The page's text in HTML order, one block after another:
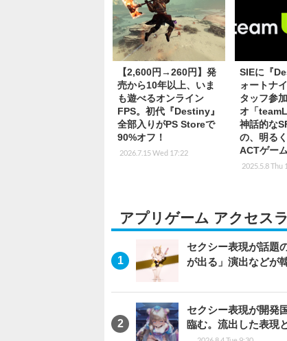
【2,600円→260円】発
売から10年以上、いま
も遊べるオンライン
FPS。初代『Destiny』
全部入りがPS Storeで
90%オフ！
2026.7.15 Wed 17:22
SIEに『
ォートナ
タッフ参
オ「
神話的な
の、明る
ACTゲー
2025.5.8 Thu
アプリゲーム アクセス
セクシー表現が話題
が出る」演出などが
セクシー表現が開発
臨む。流出した表現